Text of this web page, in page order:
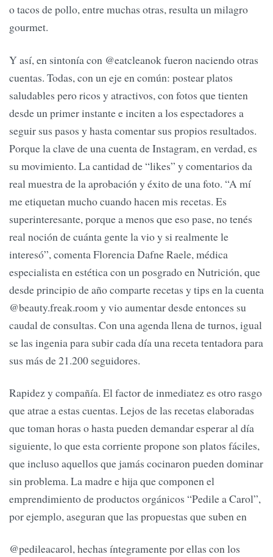
o tacos de pollo, entre muchas otras, resulta un milagro
gourmet.
Y así, en sintonía con @eatcleanok fueron naciendo otras
cuentas. Todas, con un eje en común: postear platos
saludables pero ricos y atractivos, con fotos que tienten
desde un primer instante e inciten a los espectadores a
seguir sus pasos y hasta comentar sus propios resultados.
Porque la clave de una cuenta de Instagram, en verdad, es
su movimiento. La cantidad de “likes” y comentarios da
real muestra de la aprobación y éxito de una foto. “A mí
me etiquetan mucho cuando hacen mis recetas. Es
superinteresante, porque a menos que eso pase, no tenés
real noción de cuánta gente la vio y si realmente le
interesó”, comenta Florencia Dafne Raele, médica
especialista en estética con un posgrado en Nutrición, que
desde principio de año comparte recetas y tips en la cuenta
@beauty.freak.room y vio aumentar desde entonces su
caudal de consultas. Con una agenda llena de turnos, igual
se las ingenia para subir cada día una receta tentadora para
sus más de 21.200 seguidores.
Rapidez y compañía. El factor de inmediatez es otro rasgo
que atrae a estas cuentas. Lejos de las recetas elaboradas
que toman horas o hasta pueden demandar esperar al día
siguiente, lo que esta corriente propone son platos fáciles,
que incluso aquellos que jamás cocinaron pueden dominar
sin problema. La madre e hija que componen el
emprendimiento de productos orgánicos “Pedile a Carol”,
por ejemplo, aseguran que las propuestas que suben en
@pedileacarol, hechas íntegramente por ellas con los